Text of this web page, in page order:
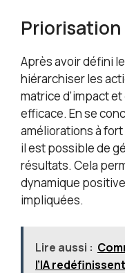
Après avoir défini
hiérarchiser les
matrice d’impact
efficace. En se
améliorations à
il est possible de
résultats. Cela
dynamique
impliquées.
Lire aussi :
l’IA